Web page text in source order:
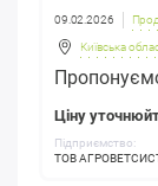
09.02.2026
Київська
Ціну
Підприємство:
ТОВ